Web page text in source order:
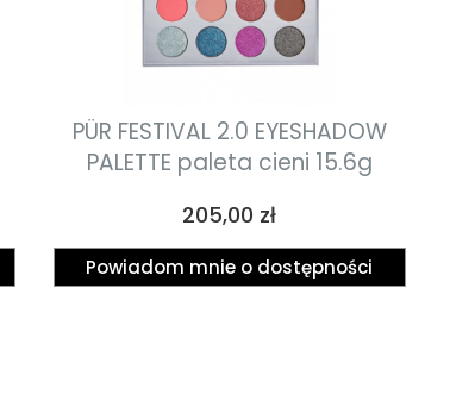
PÜR FESTIVAL 2.0 EYESHADOW
PALETTE paleta cieni 15.6g
Cena
205,00 zł
Powiadom mnie o dostępności